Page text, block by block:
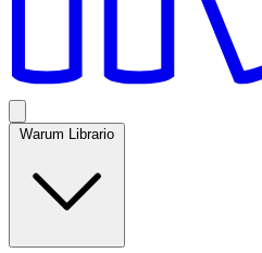
Warum Librario